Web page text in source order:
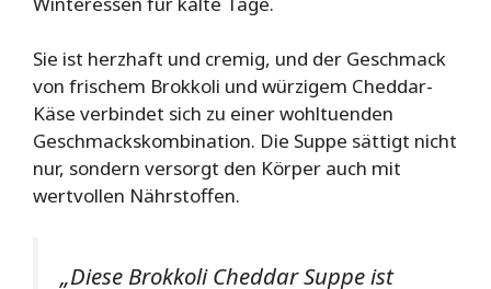
Sie ist herzhaft und cremig, und der Geschmack
von frischem Brokkoli und würzigem Cheddar-
Käse verbindet sich zu einer wohltuenden
Geschmackskombination. Die Suppe sättigt nicht
nur, sondern versorgt den Körper auch mit
wertvollen Nährstoffen.
„Diese Brokkoli Cheddar Suppe ist